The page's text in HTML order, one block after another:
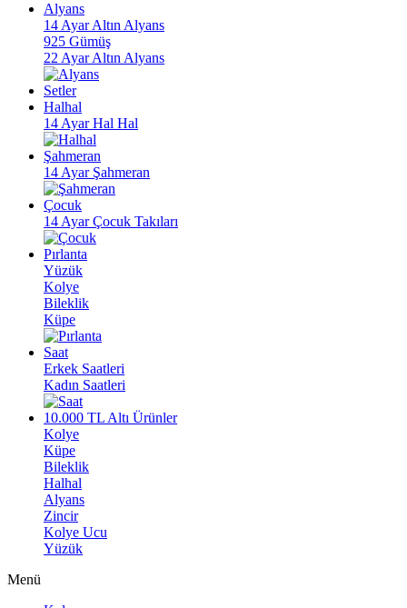
Alyans
14 Ayar Altın Alyans
925 Gümüş
22 Ayar Altın Alyans
Setler
Halhal
14 Ayar Hal Hal
Şahmeran
14 Ayar Şahmeran
Çocuk
14 Ayar Çocuk Takıları
Pırlanta
Yüzük
Kolye
Bileklik
Küpe
Saat
Erkek Saatleri
Kadın Saatleri
10.000 TL Altı Ürünler
Kolye
Küpe
Bileklik
Halhal
Alyans
Zincir
Kolye Ucu
Yüzük
Menü